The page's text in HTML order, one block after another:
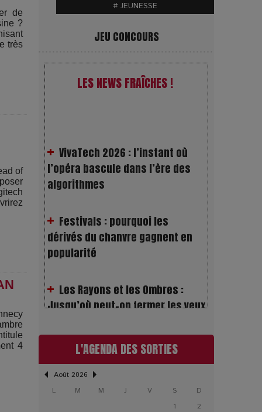
de
?
très
of
4
# JEUNESSE
JEU CONCOURS
LES NEWS FRAÎCHES !
Festivals : pourquoi les
dérivés du chanvre gagnent en
Les Rayons et les Ombres :
Jusqu’où peut-on fermer les yeux
bonheur devient un thriller
LOL 2.0 : aimer, grandir et se
comprendre à l’ère des réseaux
L'AGENDA DES SORTIES
Août 2026
L
M M J V S
D
1
2